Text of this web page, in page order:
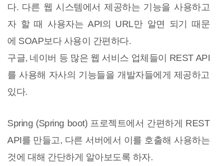
다. 다른 웹 시스템에서 제공하는 기능을 사용하고
자 할 때 사용자는 API의 URL만 알면 되기 때문
에 SOAP보다 사용이 간편하다.
구글, 네이버 등 많은 웹 서비스 업체들이 REST API
를 사용해 자사의 기능들을 개발자들에게 제공하고
있다.
Spring (Spring boot) 프로젝트에서 간편하게 REST
API를 만들고, 다른 서버에서 이를 호출해 사용하는
것에 대해 간단하게 알아보도록 하자.